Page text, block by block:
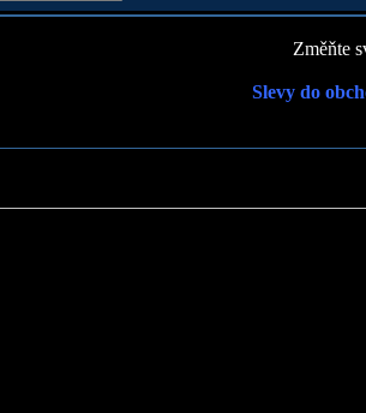
Změňte
Slevy do